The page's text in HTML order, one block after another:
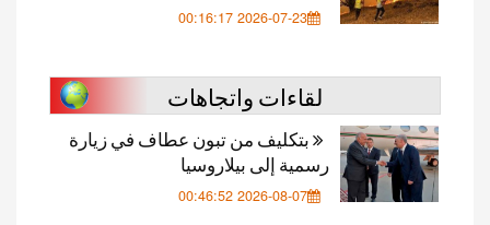
2026-07-23 00:16:17
لقاءات واتجاهات
بتكليف من تبون عطاف في زيارة
رسمية إلى بيلاروسيا
2026-08-07 00:46:52